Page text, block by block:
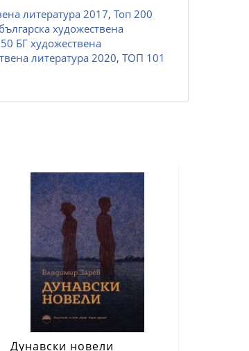
литература 2017, Топ 200
художествена
БГ художествена
литература 2020, ТОП 101
Дунавски новели